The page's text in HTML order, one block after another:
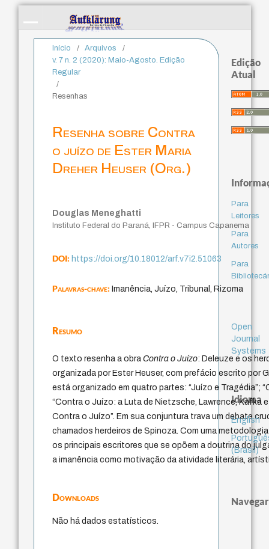
Início / Arquivos
/
v. 7 n. 2 (2020): Maio-Agosto. Edição
Regular
/
Resenhas
Resenha sobre Contra
o juízo de Ester Maria
Dreher Heuser (Org.)
Douglas Meneghatti
Instituto Federal do Paraná, IFPR - Campus Capanema
DOI:https://doi.org/10.18012/arf.v7i2.51063
Palavras-chave:Imanência, Juízo, Tribunal, Rizoma
Resumo
O texto resenha a obraContra o Juízo: Deleuze e os
organizada por Ester Heuser, com prefácio escrito por
está organizado em quatro partes: “Juízo e Tragédia”;
“Contra o Juízo: a Luta de Nietzsche, Lawrence, Kafka
Contra o Juízo”. Em sua conjuntura trava um debate
chamados herdeiros de Spinoza. Com uma
os principais escritores que se opõem a doutrina do
a imanência como motivação da atividade literária,
Downloads
Não há dados estatísticos.
Edição
Atual
Para
Leitores
Para
Autores
Para
Open
Journal
Systems
Idioma
English
(Brasil)
Navegar